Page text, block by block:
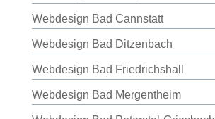
Webdesign Bad Cannstatt
Webdesign Bad Ditzenbach
Webdesign Bad Friedrichshall
Webdesign Bad Mergentheim